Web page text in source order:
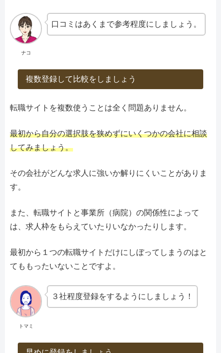
ナコ
口コミはあくまで参考程度にしましょう。
複数登録して比較をしましょう
転職サイトを複数使うことは全く問題ありません。
最初から自分の選択肢を狭めずにいくつかの会社に相談
してみましょう。
その会社がどんな求人に強いか解りにくいことがありま
す。
また、転職サイトと事業所（病院）の関係性によって
は、求人枠をもらえていたりいなかったりします。
最初から１つの転職サイトだけにしぼってしまうのはと
てももったいないことですよ。
トマミ
３社程度登録をするようにしましょう！